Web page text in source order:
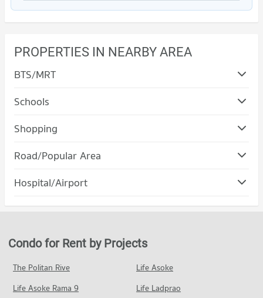
PROPERTIES IN NEARBY AREA
BTS/MRT
Schools
Shopping
Road/Popular Area
Condo Phatthanakan Road
Condo for Rent near Phatthanakan Road
Condo for Sale near Phatthanakan Road
2,154 properties for sale
Condo Ramkhamhaeng Road
PROJECT_COUNT
Hospital/Airport
Condo for Rent by Projects
The Politan Rive
Life Asoke
Life Asoke Rama 9
Life Ladprao